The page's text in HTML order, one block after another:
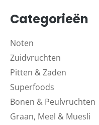
Categorieën
Noten
Zuidvruchten
Pitten & Zaden
Superfoods
Bonen & Peulvruchten
Graan, Meel & Muesli